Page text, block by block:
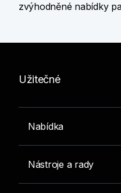
zvýhodněné nabídky
Užitečné
Nabídka
Nástroje a rady